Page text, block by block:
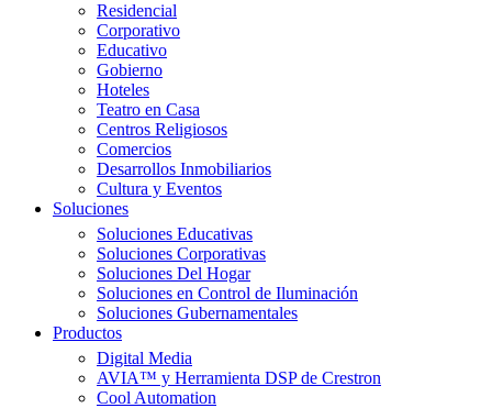
Residencial
Corporativo
Educativo
Gobierno
Hoteles
Teatro en Casa
Centros Religiosos
Comercios
Desarrollos Inmobiliarios
Cultura y Eventos
Soluciones
Soluciones Educativas
Soluciones Corporativas
Soluciones Del Hogar
Soluciones en Control de Iluminación
Soluciones Gubernamentales
Productos
Digital Media
AVIA™ y Herramienta DSP de Crestron
Cool Automation